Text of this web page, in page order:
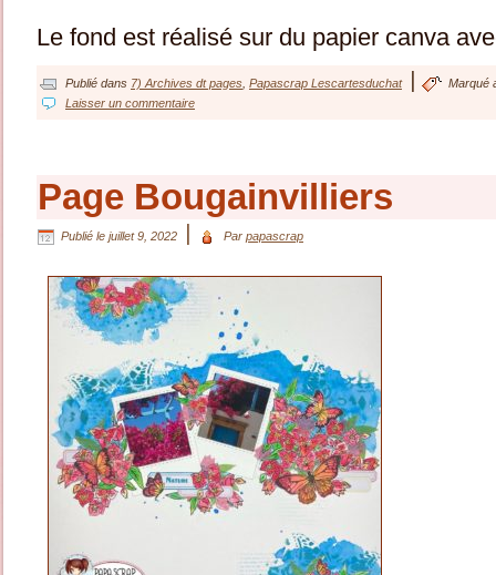
Le fond est réalisé sur du papier canva
Publié dans 7) Archives dt pages Papascrap Lescartesduchat
Marqué
Laisser un commentaire
Page Bougainvilliers
Publié le juillet 9, 2022 Par papascrap